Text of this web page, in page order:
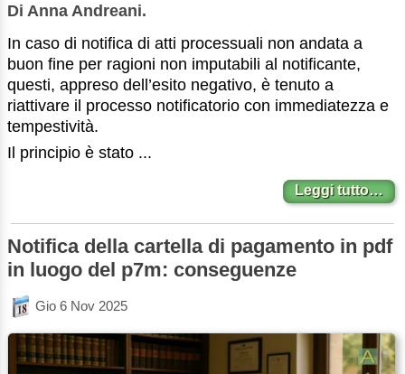
Di Anna Andreani.
In caso di notifica di atti processuali non andata a
buon fine per ragioni non imputabili al notificante,
questi, appreso dell’esito negativo, è tenuto a
riattivare il processo notificatorio con immediatezza e
tempestività.
Il principio è stato ...
Leggi tutto…
Notifica della cartella di pagamento in pdf
in luogo del p7m: conseguenze
Gio 6 Nov 2025